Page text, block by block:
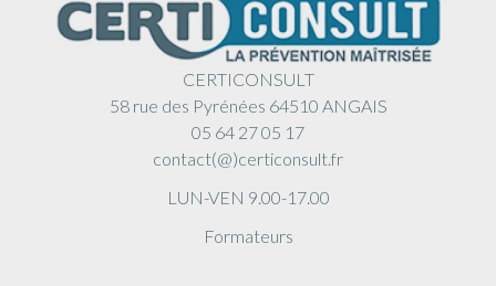
CERTICONSULT
58 rue des Pyrénées 64510 ANGAIS
05 64 27 05 17
contact(@)certiconsult.fr
LUN-VEN 9.00-17.00
Formateurs